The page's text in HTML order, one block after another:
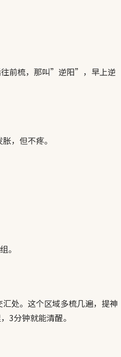
前梳，那叫”逆阳”，早上逆
，但不疼。
。
处。这个区域多梳几遍，提神
3分钟就能清醒。